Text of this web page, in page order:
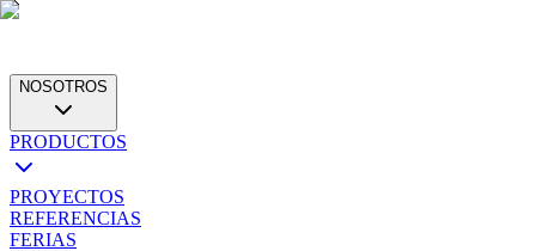
NOSOTROS
PRODUCTOS
PROYECTOS
REFERENCIAS
FERIAS